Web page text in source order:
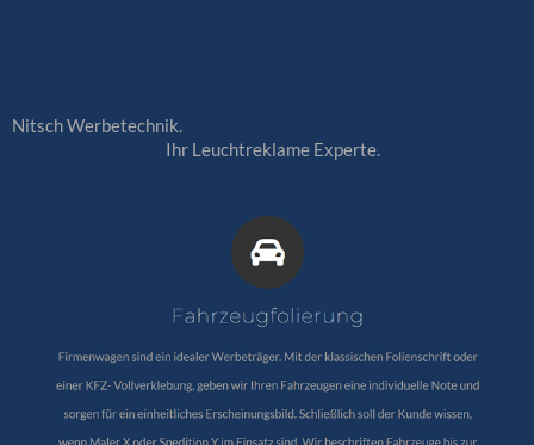
Nitsch Werbetechnik.
Ihr Leuchtreklame Experte.